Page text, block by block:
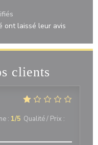
clients
: 1/5 Qualité / Prix :
ont laissé leur avis